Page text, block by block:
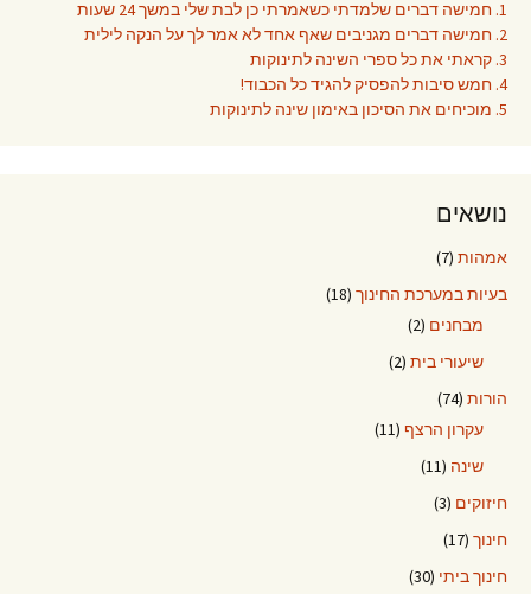
1. חמישה דברים שלמדתי כשאמרתי כן לבת שלי במשך 24 שעות
2. חמישה דברים מגניבים שאף אחד לא אמר לך על הנקה לילית
3. קראתי את כל ספרי השינה לתינוקות
4. חמש סיבות להפסיק להגיד כל הכבוד!
5. מוכיחים את הסיכון באימון שינה לתינוקות
נושאים
אמהות (7)
בעיות במערכת החינוך (18)
מבחנים (2)
שיעורי בית (2)
הורות (74)
עקרון הרצף (11)
שינה (11)
חיזוקים (3)
חינוך (17)
חינוך ביתי (30)